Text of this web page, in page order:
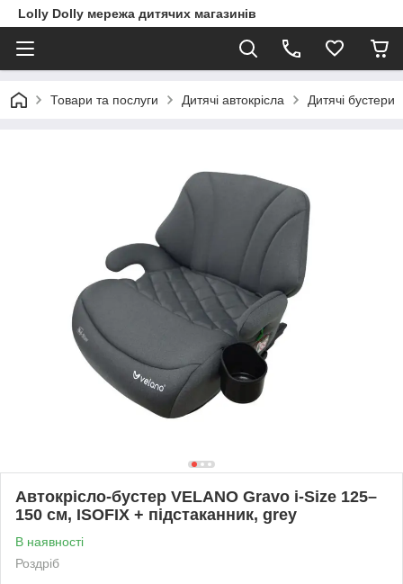
Lolly Dolly мережа дитячих магазинів
Товари та послуги Дитячі автокрісла Дитячі бустери
Автокрісло-бустер VELANO Gravo i-Size 125–
150 см, ISOFIX + підстаканник, grey
В наявності
Роздріб